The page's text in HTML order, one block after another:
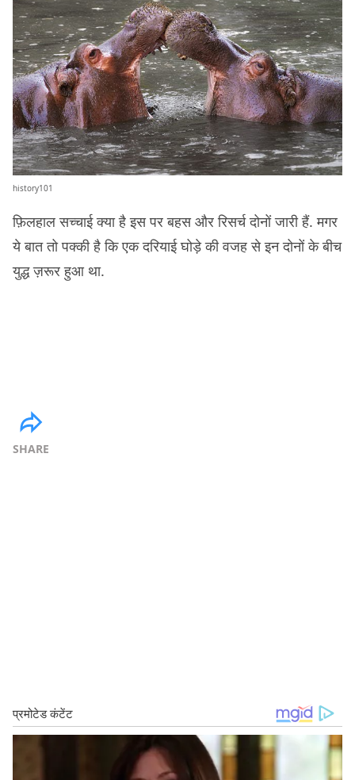
history101
फ़िलहाल सच्चाई क्या है इस पर बहस और रिसर्च दोनों जारी हैं. मगर
ये बात तो पक्की है कि एक दरियाई घोड़े की वजह से इन दोनों के बीच
युद्ध ज़रूर हुआ था.
SHARE